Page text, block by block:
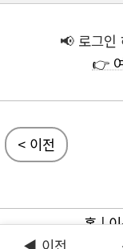
📢 로그인
👉
< 이전
홈|